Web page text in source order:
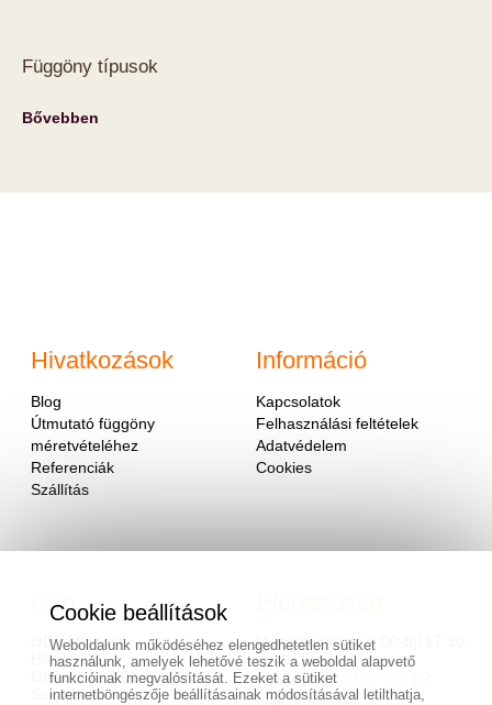
Függöny típusok
Bővebben
Hivatkozások
Blog
Útmutató függöny
méretvételéhez
Referenciák
Szállítás
Információ
Kapcsolatok
Felhasználási feltételek
Adatvédelem
Cookies
Cím
OD - Mladosť
Hlavná 951
Galanta 924 01
Szlovákia
Munkanapokon 9:00-től 17:30-
ig.
0036/70 559 0113
Cookie beállítások
Weboldalunk működéséhez elengedhetetlen sütiket
használunk, amelyek lehetővé teszik a weboldal alapvető
funkcióinak megvalósítását. Ezeket a sütiket
internetböngészője beállításainak módosításával letilthatja,